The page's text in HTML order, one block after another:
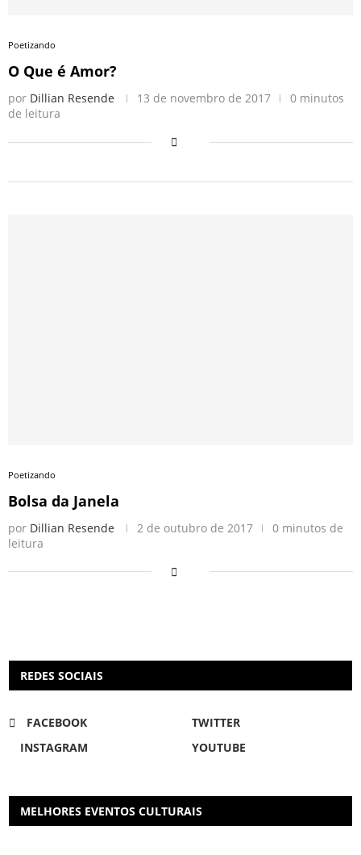
Poetizando
O Que é Amor?
por Dillian Resende 13 de novembro de 2017
0 minutos
de leitura
Poetizando
Bolsa da Janela
por Dillian Resende 2 de outubro de 2017
0 minutos de
leitura
REDES SOCIAIS
FACEBOOK
TWITTER
INSTAGRAM
YOUTUBE
MELHORES EVENTOS CULTURAIS